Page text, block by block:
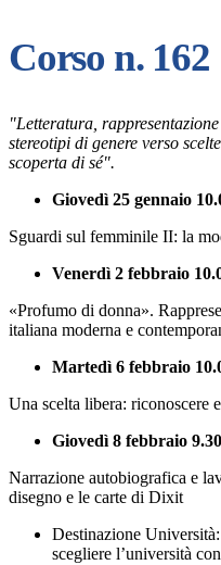
Corso n. 162
"Letteratura,
stereotipi di genere verso
scoperta di sé".
Giovedì 25 gennaio
Sguardi sul femminile II: la
Venerdì 2 febbraio
«Profumo di donna».
italiana moderna e
Martedì 6 febbraio
Una scelta libera: riconoscere
Giovedì 8 febbraio 9.30
Narrazione autobiografica e
disegno e le carte di Dixit
Destinazione
scegliere l’università